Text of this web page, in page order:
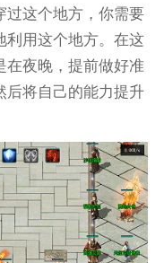
过这个地方，你需要
利用这个地方。在这
在夜晚，提前做好准
后将自己的能力提升